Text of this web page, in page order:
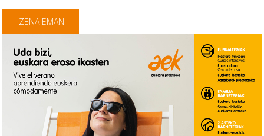
IZENA EMAN